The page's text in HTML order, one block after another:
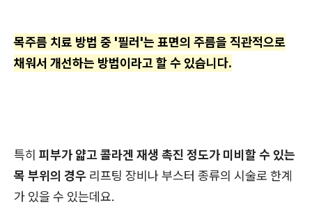
목주름 치료 방법 중 '필러'는 표면의 주름을 직관적으로
채워서 개선하는 방법이라고 할 수 있습니다.
특히 피부가 얇고 콜라겐 재생 촉진 정도가 미비할 수 있는
목 부위의 경우 리프팅 장비나 부스터 종류의 시술로 한계
가 있을 수 있는데요.